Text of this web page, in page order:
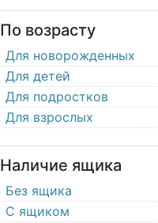
По возрасту
Для новорожденных
Для детей
Для подростков
Для взрослых
Наличие ящика
Без ящика
С ящиком